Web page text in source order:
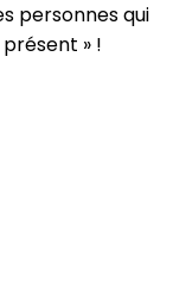
personnes qui
» !